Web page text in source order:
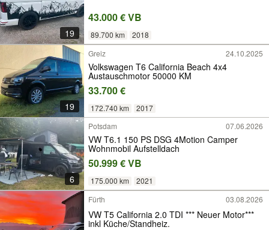
19
43.000 € VB
89.700 km 2018
19
Greiz 24.10.2025
Volkswagen T6 California Beach 4x4
Austauschmotor 50000 KM
33.700 €
172.740 km 2017
6
Potsdam 07.06.2026
VW T6.1 150 PS DSG 4Motion Camper
Wohnmobil Aufstelldach
50.999 € VB
175.000 km 2021
Fürth 03.08.2026
VW T5 California 2.0 TDI *** Neuer Motor***
inkl Küche/Standheiz.